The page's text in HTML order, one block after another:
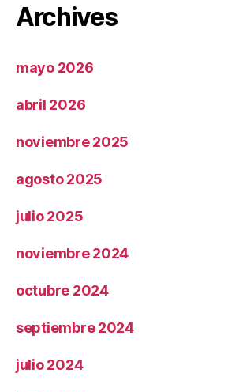
Archives
mayo 2026
abril 2026
noviembre 2025
agosto 2025
julio 2025
noviembre 2024
octubre 2024
septiembre 2024
julio 2024